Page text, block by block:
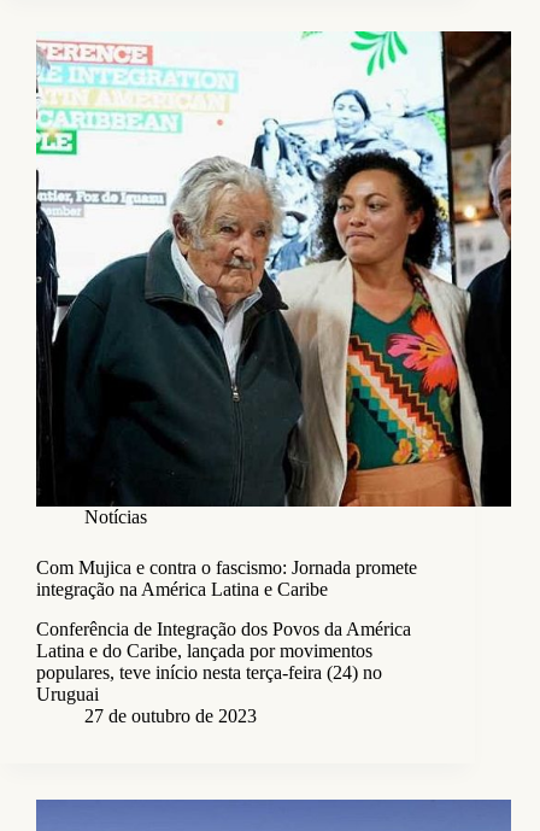
Notícias
Com Mujica e contra o fascismo: Jornada promete
integração na América Latina e Caribe
Conferência de Integração dos Povos da América
Latina e do Caribe, lançada por movimentos
populares, teve início nesta terça-feira (24) no
Uruguai
27 de outubro de 2023